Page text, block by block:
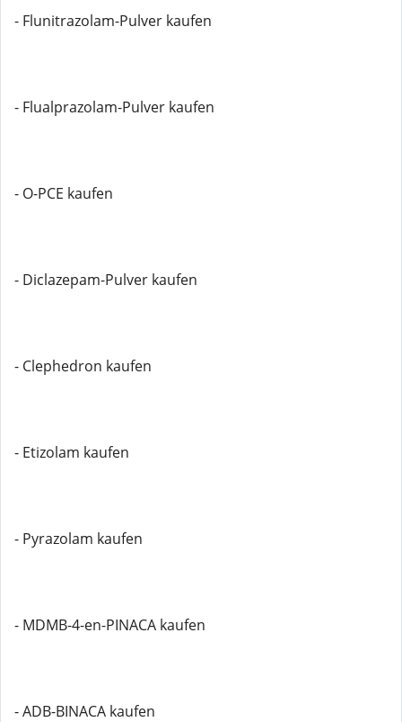
- Flunitrazolam-Pulver kaufen
- Flualprazolam-Pulver kaufen
- O-PCE kaufen
- Diclazepam-Pulver kaufen
- Clephedron kaufen
- Etizolam kaufen
- Pyrazolam kaufen
- MDMB-4-en-PINACA kaufen
- ADB-BINACA kaufen